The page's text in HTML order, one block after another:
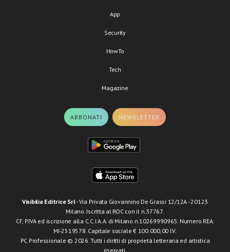
App
Security
HowTo
Tech
Magazine
ABBONATI NEWSLETTER
Visibilia Editrice Srl- Via Privata Giovannino De Grassi 12/12A - 20123
Milano. Iscritta al ROC con il n.37767.
CF, P.IVA ed iscrizione alla C.C.I.A.A. di Milano n.10269990965. Numero REA:
MI-2519578. Capitale sociale € 100.000,00 I.V.
PC Professionale © 2026. Tutti i diritti di proprietà letteraria ed artistica
riservati.